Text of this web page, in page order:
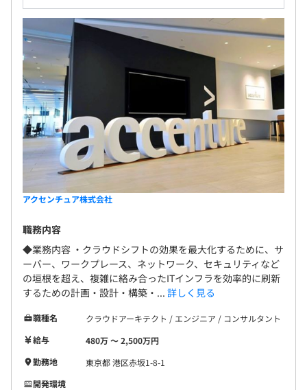
アクセンチュア株式会社
職務内容
◆業務内容 ・クラウドシフトの効果を最大化するために、サ
ーバー、ワークプレース、ネットワーク、セキュリティなど
の垣根を超え、複雑に絡み合ったITインフラを効率的に刷新
するための計画・設計・構築・... 詳しく見る
職種名
クラウドアーキテクト / エンジニア / コンサルタント
給与
480万 〜 2,500万円
勤務地
東京都 港区赤坂1-8-1
開発環境